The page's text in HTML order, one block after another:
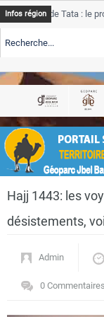
Close
Actualités
Infos région
de Tata : le programme
TSGJB Tourisme :
TSGJB Tourisme
Hajj 1443: les
désistements,
Admin
0 Commentaires